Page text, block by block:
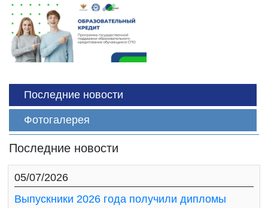
Последние новости
Фотогалерея
Последние новости
05/07/2026
Выпускники 2026 года получили дипломы